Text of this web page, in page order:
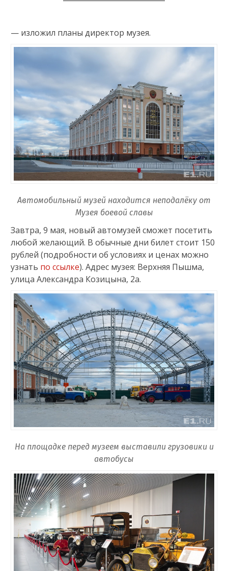
— изложил планы директор музея.
Автомобильный музей находится неподалёку от
Музея боевой славы
Завтра, 9 мая, новый автомузей сможет посетить
любой желающий. В обычные дни билет стоит 150
рублей (подробности об условиях и ценах можно
узнать по ссылке). Адрес музея: Верхняя Пышма,
улица Александра Козицына, 2а.
На площадке перед музеем выставили грузовики и
автобусы